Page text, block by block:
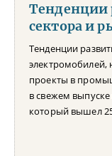
Тенденции
сектора и
Тенденции
электромобилей,
проекты в
в свежем
который вышел